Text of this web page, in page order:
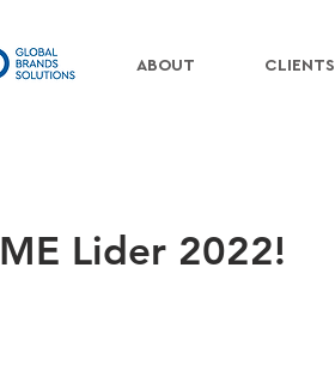
ABOUT CLIENTS
Lider 2022!